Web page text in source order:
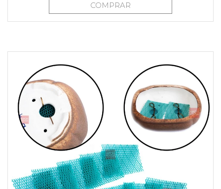
COMPRAR